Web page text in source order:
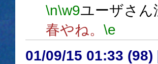
\n\w9ユーザさ
春やね。 \e
01/09/15 01:33 (98)